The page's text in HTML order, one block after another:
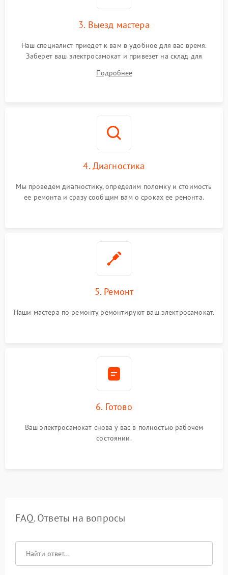
3. Выезд мастера
Наш специалист приедет к вам в удобное для вас время.
Заберет ваш электросамокат и привезет на склад для
Подробнее
4. Диагностика
Мы проведем диагностику, определим поломку и стоимость
ее ремонта и сразу сообщим вам о сроках ее ремонта.
5. Ремонт
Наши мастера по ремонту ремонтируют ваш электросамокат.
6. Готово
Ваш электросамокат снова у вас в полностью рабочем
состоянии.
FAQ. Ответы на вопросы